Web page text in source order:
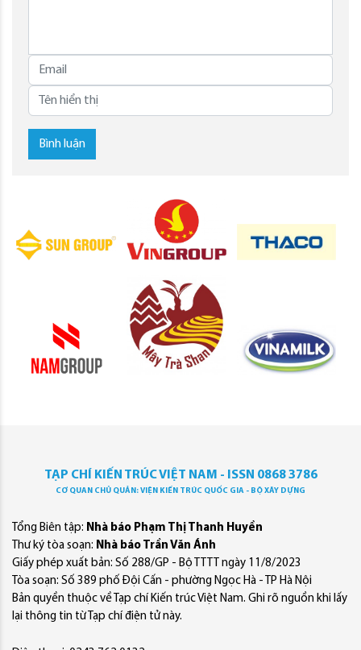
Bình luận
TẠP CHÍ KIẾN TRÚC VIỆT NAM - ISSN 0868 3786
CƠ QUAN CHỦ QUẢN: VIỆN KIẾN TRÚC QUỐC GIA - BỘ XÂY DỰNG
Tổng Biên tập: Nhà báo Phạm Thị Thanh Huyền
Thư ký tòa soạn: Nhà báo Trần Văn Ánh
Giấy phép xuất bản: Số 288/GP - Bộ TTTT ngày 11/8/2023
Tòa soạn: Số 389 phố Đội Cấn - phường Ngọc Hà - TP Hà Nội
Bản quyền thuộc về Tạp chí Kiến trúc Việt Nam. Ghi rõ nguồn khi lấy
lại thông tin từ Tạp chí điện tử này.